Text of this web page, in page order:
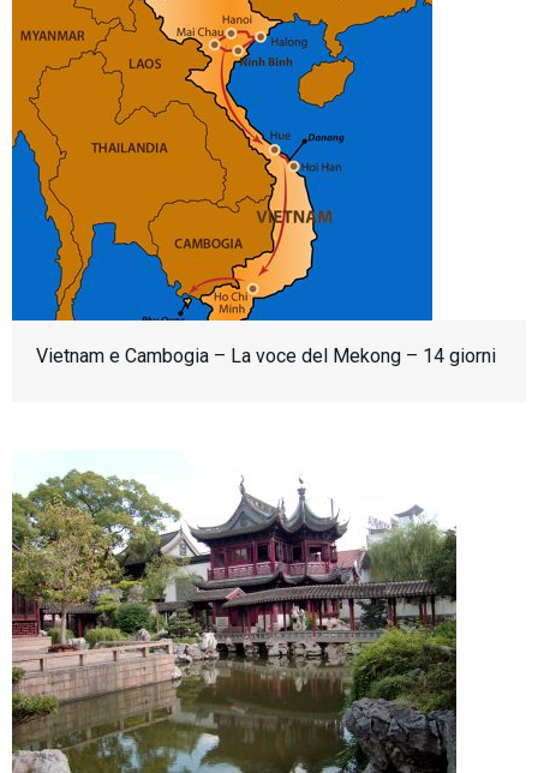
Vietnam e Cambogia – La voce del Mekong – 14 giorni